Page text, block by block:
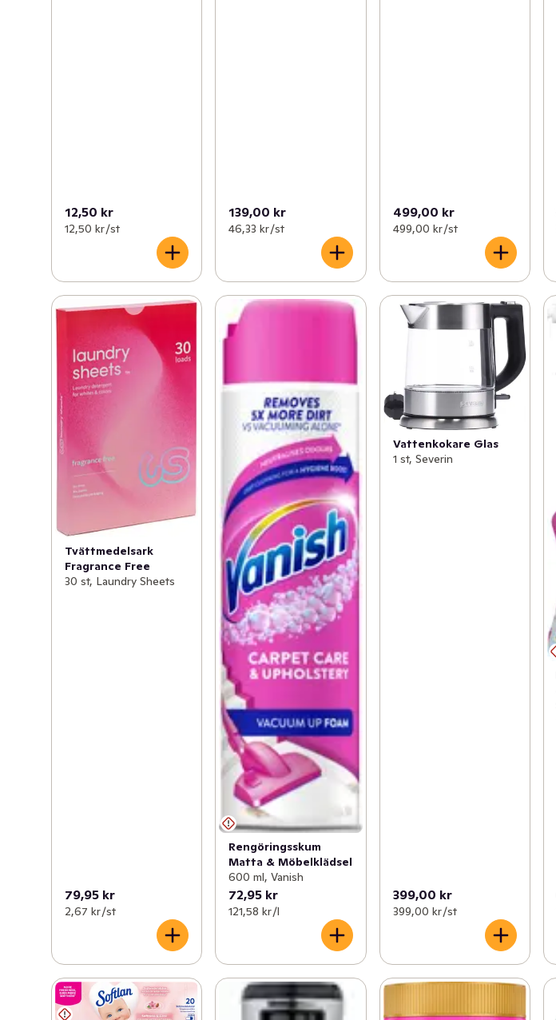
12,50 kr
12,50 kr /st
139,00 kr
46,33 kr /st
499,00 kr
499,00 kr /st
Tvättmedelsark
Fragrance Free
30 st, Laundry Sheets
79,95 kr
2,67 kr /st
Rengöringsskum
Matta & Möbelklädsel
600 ml, Vanish
72,95 kr
121,58 kr /l
Vattenkokare Glas
1 st, Severin
399,00 kr
399,00 kr /st